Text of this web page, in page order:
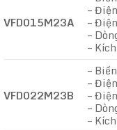
VFD015M23A
–
–
–
–
VFD022M23B
–
–
–
–
–